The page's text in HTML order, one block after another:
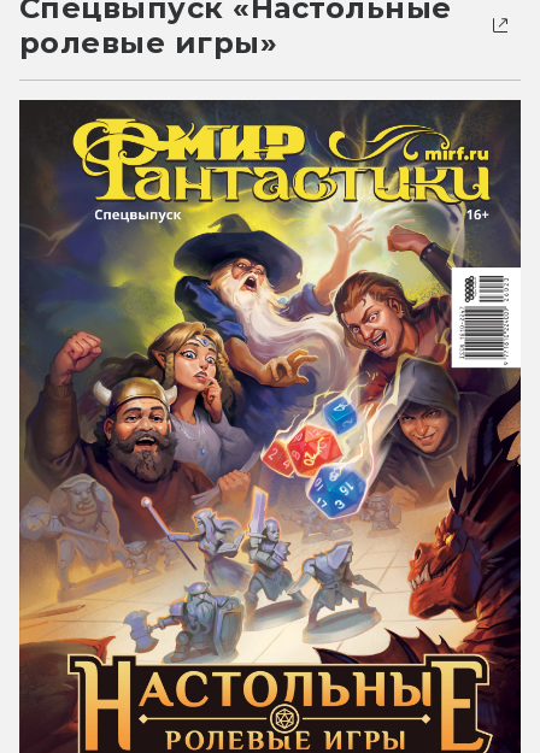
Спецвыпуск «Настольные
ролевые игры»